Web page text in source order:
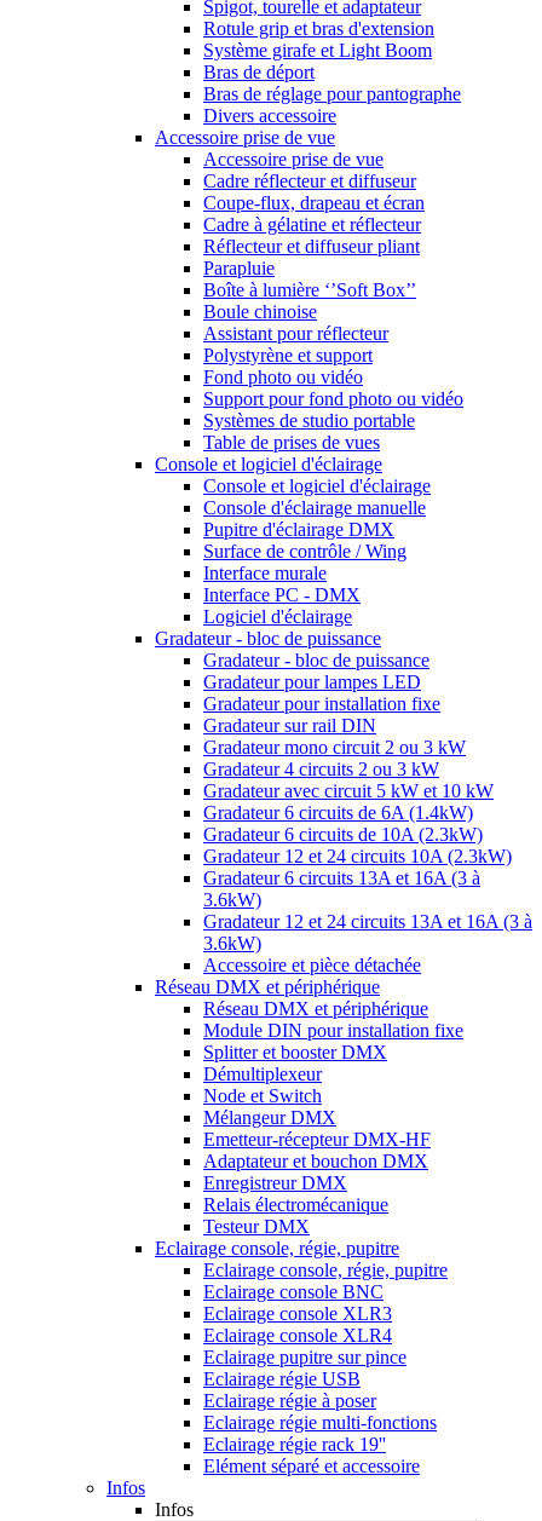
Spigot, tourelle et adaptateur
Rotule grip et bras d'extension
Système girafe et Light Boom
Bras de déport
Bras de réglage pour pantographe
Divers accessoire
Accessoire prise de vue
Accessoire prise de vue
Cadre réflecteur et diffuseur
Coupe-flux, drapeau et écran
Cadre à gélatine et réflecteur
Réflecteur et diffuseur pliant
Parapluie
Boîte à lumière ‘’Soft Box’’
Boule chinoise
Assistant pour réflecteur
Polystyrène et support
Fond photo ou vidéo
Support pour fond photo ou vidéo
Systèmes de studio portable
Table de prises de vues
Console et logiciel d'éclairage
Console et logiciel d'éclairage
Console d'éclairage manuelle
Pupitre d'éclairage DMX
Surface de contrôle / Wing
Interface murale
Interface PC - DMX
Logiciel d'éclairage
Gradateur - bloc de puissance
Gradateur - bloc de puissance
Gradateur pour lampes LED
Gradateur pour installation fixe
Gradateur sur rail DIN
Gradateur mono circuit 2 ou 3 kW
Gradateur 4 circuits 2 ou 3 kW
Gradateur avec circuit 5 kW et 10 kW
Gradateur 6 circuits de 6A (1.4kW)
Gradateur 6 circuits de 10A (2.3kW)
Gradateur 12 et 24 circuits 10A (2.3kW)
Gradateur 6 circuits 13A et 16A (3 à
3.6kW)
Gradateur 12 et 24 circuits 13A et 16A (3 à
3.6kW)
Accessoire et pièce détachée
Réseau DMX et périphérique
Réseau DMX et périphérique
Module DIN pour installation fixe
Splitter et booster DMX
Démultiplexeur
Node et Switch
Mélangeur DMX
Emetteur-récepteur DMX-HF
Adaptateur et bouchon DMX
Enregistreur DMX
Relais électromécanique
Testeur DMX
Eclairage console, régie, pupitre
Eclairage console, régie, pupitre
Eclairage console BNC
Eclairage console XLR3
Eclairage console XLR4
Eclairage pupitre sur pince
Eclairage régie USB
Eclairage régie à poser
Eclairage régie multi-fonctions
Eclairage régie rack 19''
Elément séparé et accessoire
Infos
Infos